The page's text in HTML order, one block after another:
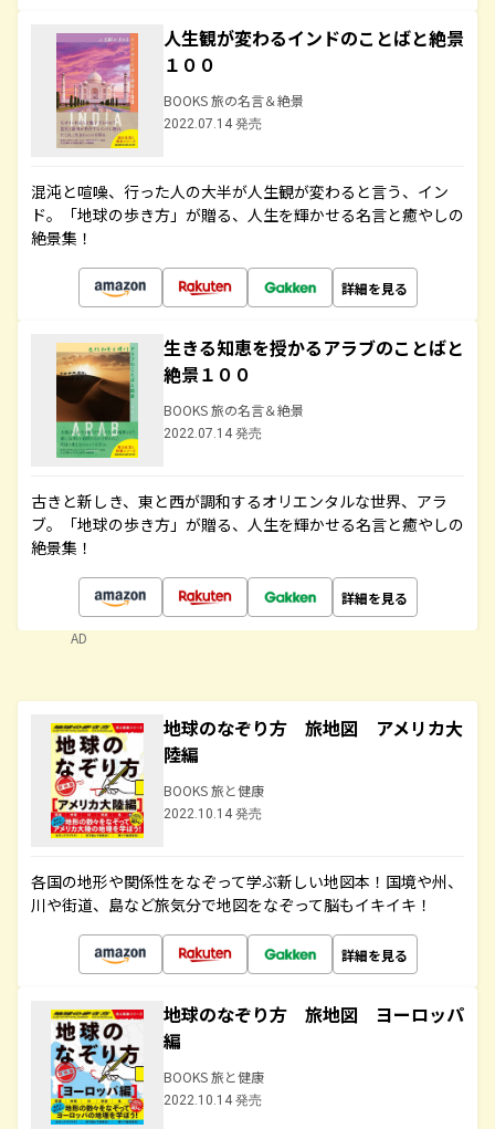
人生観が変わるインドのことばと絶景
１００
BOOKS 旅の名言＆絶景
2022.07.14 発売
混沌と喧噪、行った人の大半が人生観が変わると言う、イン
ド。「地球の歩き方」が贈る、人生を輝かせる名言と癒やしの
絶景集！
詳細を見る
生きる知恵を授かるアラブのことばと
絶景１００
BOOKS 旅の名言＆絶景
2022.07.14 発売
古きと新しき、東と西が調和するオリエンタルな世界、アラ
ブ。「地球の歩き方」が贈る、人生を輝かせる名言と癒やしの
絶景集！
詳細を見る
AD
地球のなぞり方 旅地図 アメリカ大
陸編
BOOKS 旅と健康
2022.10.14 発売
各国の地形や関係性をなぞって学ぶ新しい地図本！国境や州、
川や街道、島など旅気分で地図をなぞって脳もイキイキ！
詳細を見る
地球のなぞり方 旅地図 ヨーロッパ
編
BOOKS 旅と健康
2022.10.14 発売